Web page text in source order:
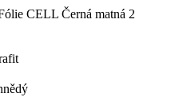
CELL Černá matná 2